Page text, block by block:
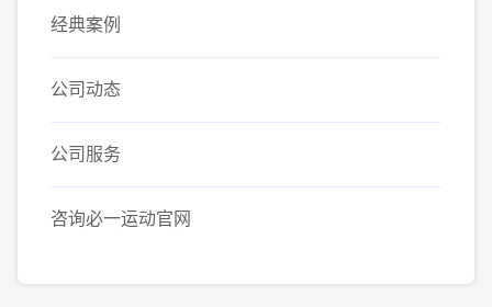
经典案例
公司动态
公司服务
咨询必一运动官网